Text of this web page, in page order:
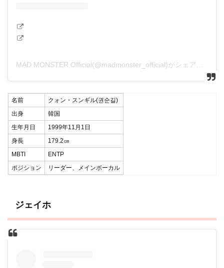
名前
クォン・スンギル(권순길)
出身
韓国
生年月日
1999年11月1日
身長
179.2㎝
MBTI
ENTP
ポジション
リーダー、メインボーカル
ジェイホ